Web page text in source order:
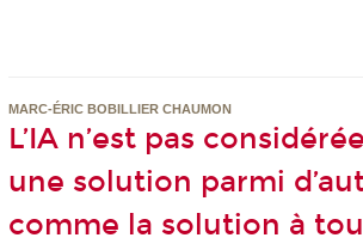
MARC-ÉRIC BOBILLIER CHAUMON
L’IA n’est pas
une solution parmi
comme la solution à